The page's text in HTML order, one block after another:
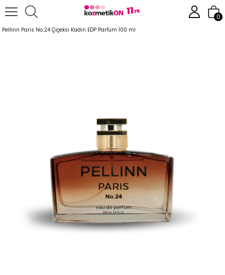
0
Anasayfa Kadın Parfümleri
Pellinn Paris No.24 Çiçeksi Kadın EDP Parfüm 100 ml